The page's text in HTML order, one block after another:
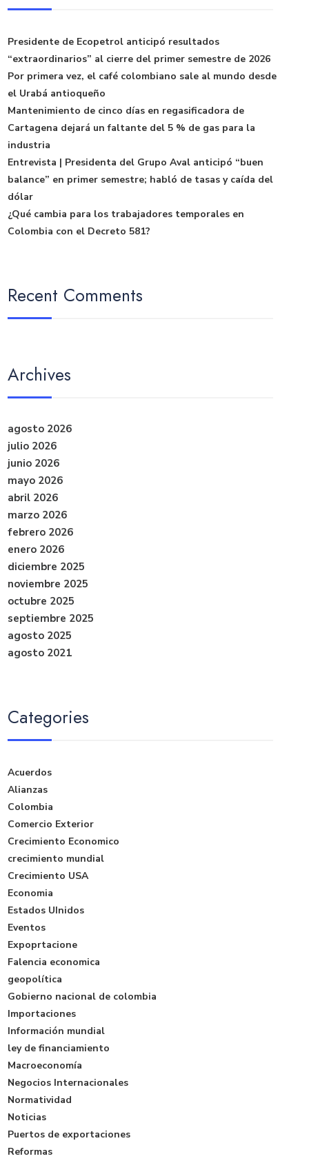
Presidente de Ecopetrol anticipó resultados
“extraordinarios” al cierre del primer semestre de 2026
Por primera vez, el café colombiano sale al mundo desde
el Urabá antioqueño
Mantenimiento de cinco días en regasificadora de
Cartagena dejará un faltante del 5 % de gas para la
industria
Entrevista | Presidenta del Grupo Aval anticipó “buen
balance” en primer semestre; habló de tasas y caída del
dólar
¿Qué cambia para los trabajadores temporales en
Colombia con el Decreto 581?
Recent Comments
Archives
agosto 2026
julio 2026
junio 2026
mayo 2026
abril 2026
marzo 2026
febrero 2026
enero 2026
diciembre 2025
noviembre 2025
octubre 2025
septiembre 2025
agosto 2025
agosto 2021
Categories
Acuerdos
Alianzas
Colombia
Comercio Exterior
Crecimiento Economico
crecimiento mundial
Crecimiento USA
Economia
Estados UInidos
Eventos
Expoprtacione
Falencia economica
geopolítica
Gobierno nacional de colombia
Importaciones
Información mundial
ley de financiamiento
Macroeconomía
Negocios Internacionales
Normatividad
Noticias
Puertos de exportaciones
Reformas